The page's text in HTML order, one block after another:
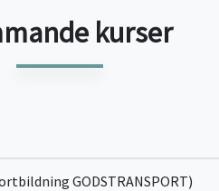
kurser
GODSTRANSPORT)